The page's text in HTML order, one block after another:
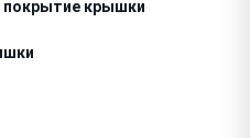
покрытие крышки